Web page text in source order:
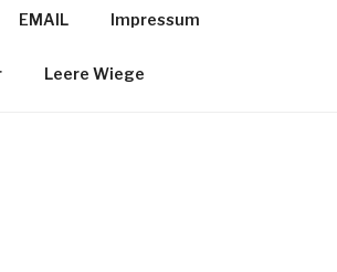
EMAIL Impressum
Leere Wiege